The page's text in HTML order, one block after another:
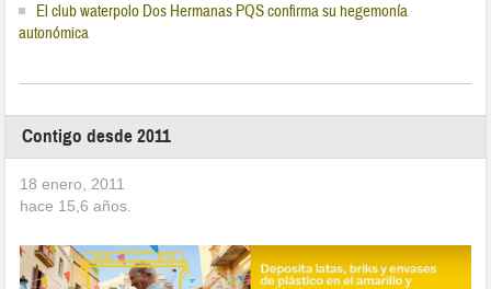
El club waterpolo Dos Hermanas PQS confirma su hegemonía
autonómica
Contigo desde 2011
18 enero, 2011
hace 15,6 años.